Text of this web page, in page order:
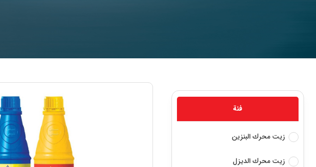
فئة‌
زيت محرك البنزين
زيت محرك الديزل